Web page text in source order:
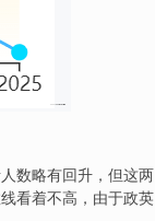
数略有回升，但这两
看着不高，由于政英